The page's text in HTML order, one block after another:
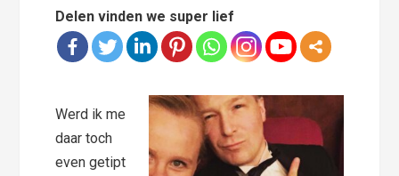
Delen vinden we super lief
Werd ik me
daar toch
even getipt